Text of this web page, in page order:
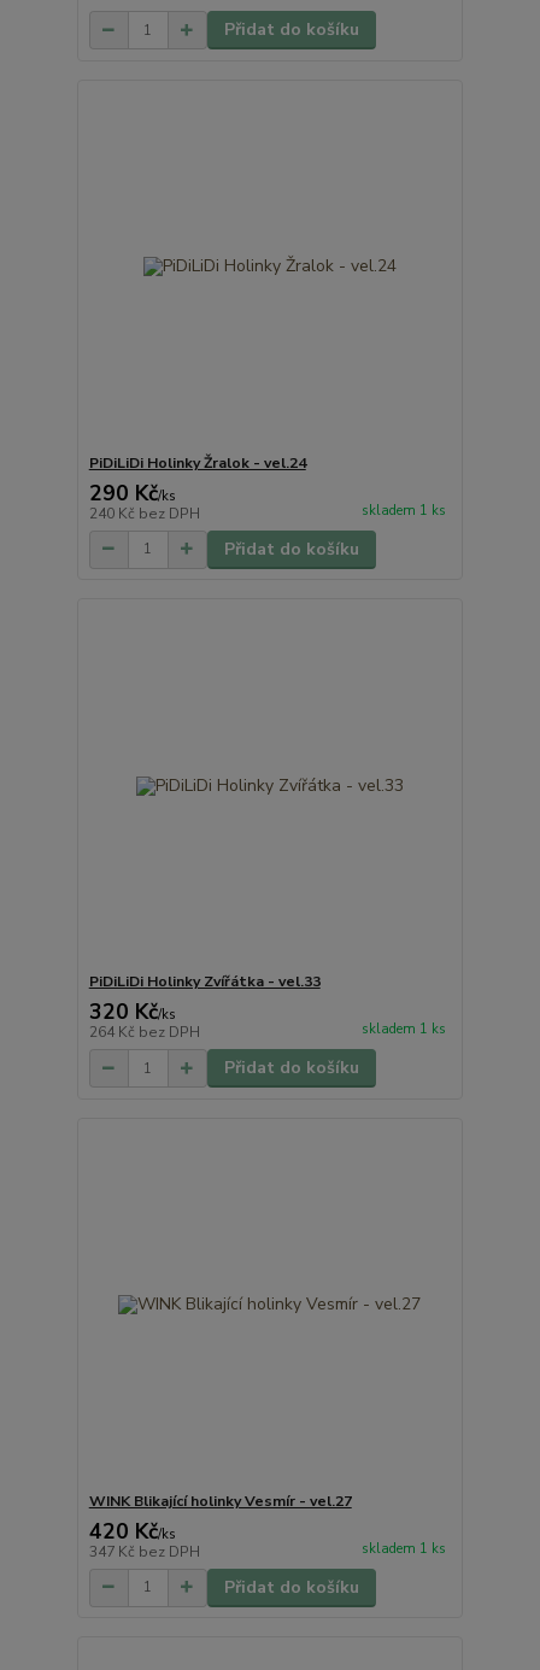
Přidat do košíku
PiDiLiDi Holinky Žralok - vel.24
290 Kč/ks
240 Kč bez DPH skladem 1 ks
Přidat do košíku
PiDiLiDi Holinky Zvířátka - vel.33
320 Kč/ks
264 Kč bez DPH skladem 1 ks
Přidat do košíku
WINK Blikající holinky Vesmír - vel.27
420 Kč/ks
347 Kč bez DPH skladem 1 ks
Přidat do košíku